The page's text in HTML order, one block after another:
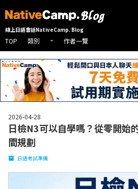
線上日語會話NativeCamp. Blog
TOP 類別 作者一覽
2026-04-28
日檢N3可以自學嗎？從零開始
間規劃
日語考試準備